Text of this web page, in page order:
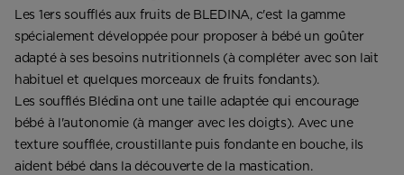
Les 1ers soufflés aux fruits de BLEDINA, c'est la gamme
spécialement développée pour proposer à bébé un goûter
adapté à ses besoins nutritionnels (à compléter avec son lait
habituel et quelques morceaux de fruits fondants).
Les soufflés Blédina ont une taille adaptée qui encourage
bébé à l'autonomie (à manger avec les doigts). Avec une
texture soufflée, croustillante puis fondante en bouche, ils
aident bébé dans la découverte de la mastication.